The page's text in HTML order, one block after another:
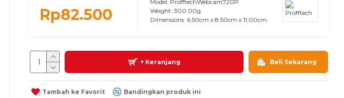
Rp82.500
Model: ProfftechWebcam720P
Weight: 300.00g
Dimensions: 6.50cm x 8.50cm x 11.00cm
+ Keranjang Beli Sekarang
Tambah ke Favorit Bandingkan produk ini